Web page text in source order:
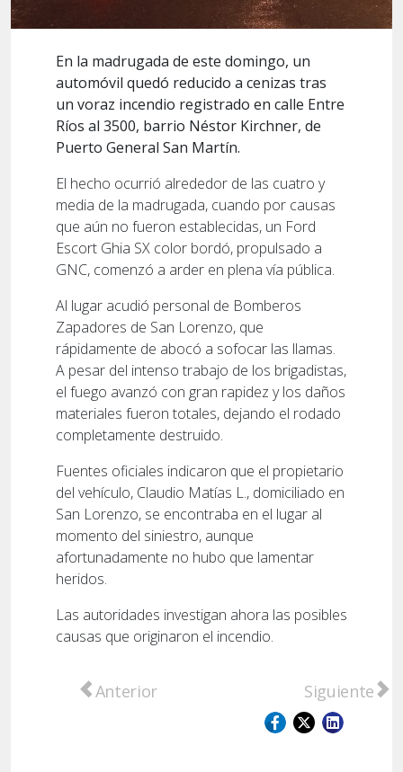
En la madrugada de este domingo, un
automóvil quedó reducido a cenizas tras
un voraz incendio registrado en calle Entre
Ríos al 3500, barrio Néstor Kirchner, de
Puerto General San Martín.
El hecho ocurrió alrededor de las cuatro y
media de la madrugada, cuando por causas
que aún no fueron establecidas, un Ford
Escort Ghia SX color bordó, propulsado a
GNC, comenzó a arder en plena vía pública.
Al lugar acudió personal de Bomberos
Zapadores de San Lorenzo, que
rápidamente de abocó a sofocar las llamas.
A pesar del intenso trabajo de los brigadistas,
el fuego avanzó con gran rapidez y los daños
materiales fueron totales, dejando el rodado
completamente destruido.
Fuentes oficiales indicaron que el propietario
del vehículo, Claudio Matías L., domiciliado en
San Lorenzo, se encontraba en el lugar al
momento del siniestro, aunque
afortunadamente no hubo que lamentar
heridos.
Las autoridades investigan ahora las posibles
causas que originaron el incendio.
Artículo anterior: Caso Sofía Delgado:
Anterior Artículo
Siguiente